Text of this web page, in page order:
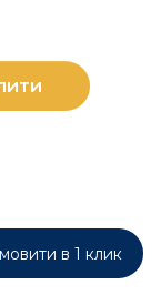
в 1 клик